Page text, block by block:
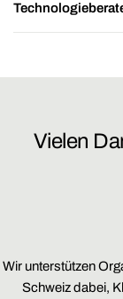
Vielen
Wir unterstützen
Schweiz dabei,